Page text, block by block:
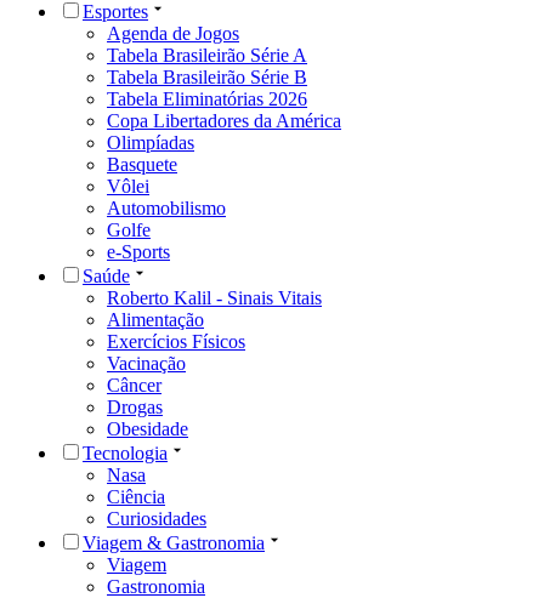
Esportes
Agenda de Jogos
Tabela Brasileirão Série A
Tabela Brasileirão Série B
Tabela Eliminatórias 2026
Copa Libertadores da América
Olimpíadas
Basquete
Vôlei
Automobilismo
Golfe
e-Sports
Saúde
Roberto Kalil - Sinais Vitais
Alimentação
Exercícios Físicos
Vacinação
Câncer
Drogas
Obesidade
Tecnologia
Nasa
Ciência
Curiosidades
Viagem & Gastronomia
Viagem
Gastronomia